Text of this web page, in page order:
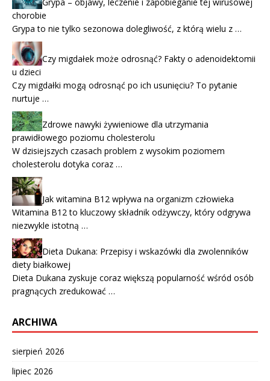
chorobie
Grypa to nie tylko sezonowa dolegliwość, z którą wielu z …
Czy migdałek może odrosnąć? Fakty o adenoidektomii
u dzieci
Czy migdałki mogą odrosnąć po ich usunięciu? To pytanie
nurtuje …
Zdrowe nawyki żywieniowe dla utrzymania
prawidłowego poziomu cholesterolu
W dzisiejszych czasach problem z wysokim poziomem
cholesterolu dotyka coraz …
Jak witamina B12 wpływa na organizm człowieka
Witamina B12 to kluczowy składnik odżywczy, który odgrywa
niezwykle istotną …
Dieta Dukana: Przepisy i wskazówki dla zwolenników
diety białkowej
Dieta Dukana zyskuje coraz większą popularność wśród osób
pragnących zredukować …
ARCHIWA
sierpień 2026
lipiec 2026